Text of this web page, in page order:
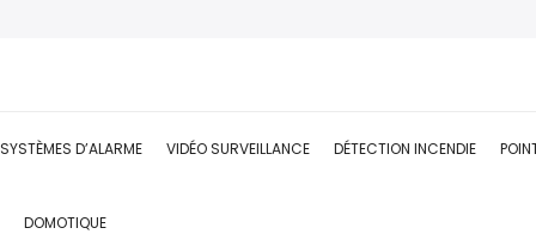
SYSTÈMES D’ALARME VIDÉO SURVEILLANCE DÉTECTION INCENDIE
DOMOTIQUE